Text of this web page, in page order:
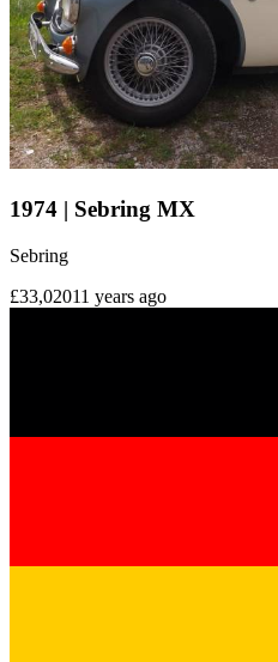
1974 | Sebring MX
Sebring
£33,02011 years ago